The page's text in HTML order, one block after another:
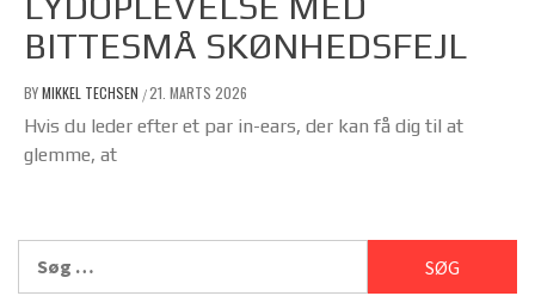
BITTESMÅ SKØNHEDSFEJL
BYMIKKEL TECHSEN /21. MARTS 2026
Hvis du leder efter et par in-ears, der kan få dig til at
glemme, at
efter: